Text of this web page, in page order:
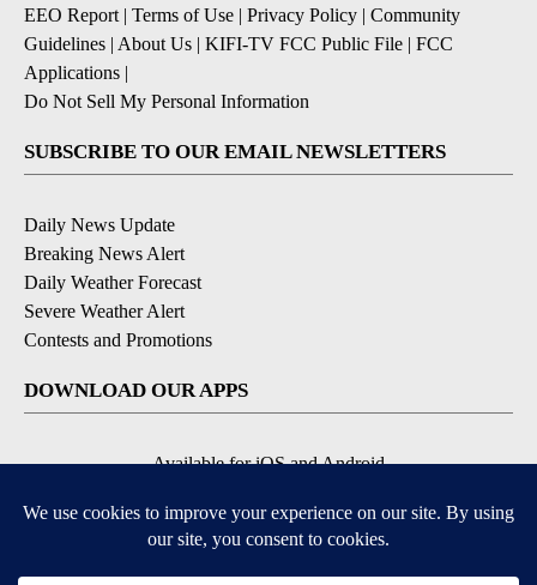
EEO Report | Terms of Use | Privacy Policy | Community
Guidelines | About Us | KIFI-TV FCC Public File | FCC
Applications |
Do Not Sell My Personal Information
SUBSCRIBE TO OUR EMAIL NEWSLETTERS
Daily News Update
Breaking News Alert
Daily Weather Forecast
Severe Weather Alert
Contests and Promotions
DOWNLOAD OUR APPS
Available for iOS and Android